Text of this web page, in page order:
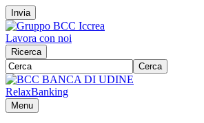
Invia
Lavora con noi
Ricerca
Cerca
RelaxBanking
Menu